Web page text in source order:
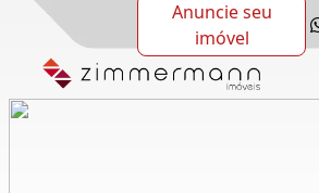
Anuncie seu
imóvel